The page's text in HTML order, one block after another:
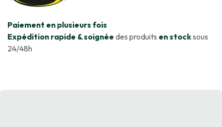
​Paiement en plusieurs fois
Expédition rapide & soignée des produits en stocksous
24/48h